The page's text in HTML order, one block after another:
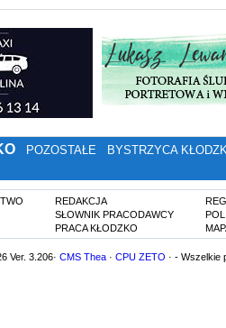
POZOSTAŁE BYSTRZYCA
REDAKCJA
SŁOWNIK PRACODAWCY
PRACA KŁODZKO
Ver. 3.206· CMS Thea · CPU ZETO · - Wszelkie